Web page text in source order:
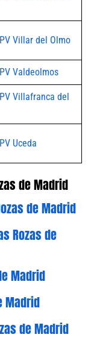
Villar del Olmo
Valdeolmos
Villafranca del
Uceda
de Madrid
de Madrid
Rozas de
Madrid
Madrid
de Madrid